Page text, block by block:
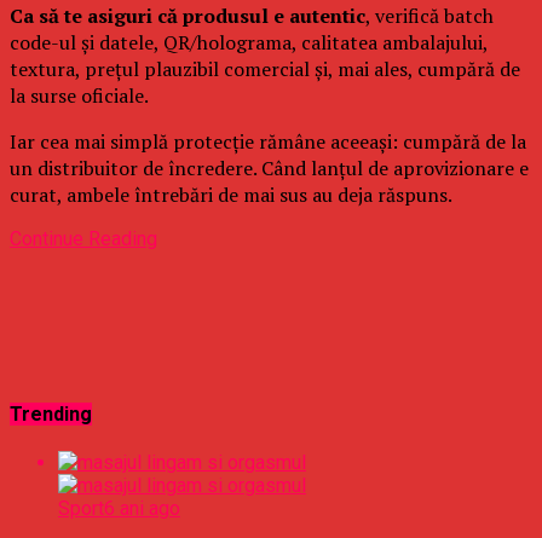
Ca să te asiguri că produsul e autentic, verifică batch
code-ul și datele, QR/holograma, calitatea ambalajului,
textura, prețul plauzibil comercial și, mai ales, cumpără de
la surse oficiale.
Iar cea mai simplă protecție rămâne aceeași: cumpără de la
un distribuitor de încredere. Când lanțul de aprovizionare e
curat, ambele întrebări de mai sus au deja răspuns.
Continue Reading
Trending
Sport6 ani ago